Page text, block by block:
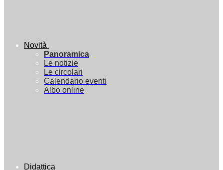
Novità
Panoramica
Le notizie
Le circolari
Calendario eventi
Albo online
Didattica